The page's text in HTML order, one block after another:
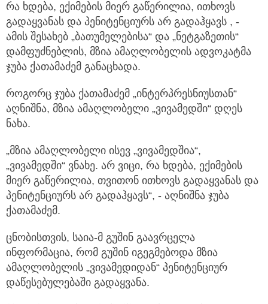
რა ხდება, ექიმების მიერ გაწერილია, ითხოვს
გადაყვანას და პენიტენციურს არ გადაჰყავს , -
ამის შესახებ „ბათუმელებისა“ და „ნეტგაზეთის“
დამფუძნებლის, მზია ამაღლობელის ადვოკატმა
ჯუბა ქათამაძემ განაცხადა.
როგორც ჯუბა ქათამაძემ „ინტერპრესნიუსთან“
აღნიშნა, მზია ამაღლობელი „ვივამედში“ დღეს
ნახა.
„მზია ამაღლობელი ისევ „ვივამედშია“,
„ვივამედში“ ვნახე. არ ვიცი, რა ხდება, ექიმების
მიერ გაწერილია, თვითონ ითხოვს გადაყვანას და
პენიტენციურს არ გადაჰყავს“, - აღნიშნა ჯუბა
ქათამაძემ.
ცნობისთვის, საია-მ გუშინ გაავრცელა
ინფორმაცია, რომ გუშინ იგეგმებოდა მზია
ამაღლობელის „ვივამედიდან“ პენიტენციურ
დაწესებულებაში გადაყვანა.